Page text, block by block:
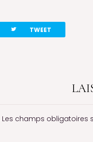
twitterbird TWEET
Les champs obligatoires